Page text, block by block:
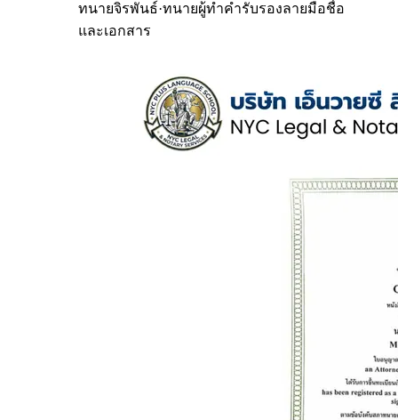
ทนายจิรพันธ์·ทนายผู้ทำคำรับรองลายมือชื่อ
และเอกสาร